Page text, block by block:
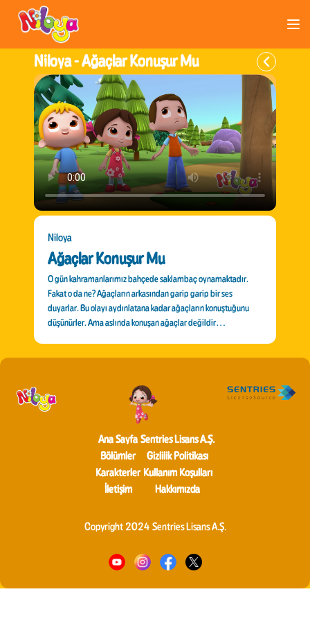
Niloya -Ağaçlar Konuşur Mu
Niloya
Ağaçlar Konuşur Mu
O gün kahramanlarımız bahçede saklambaç oynamaktadır.
Fakat o da ne? Ağaçların arkasından garip garip bir ses
duyarlar. Bu olayı aydınlatana kadar ağaçların konuştuğunu
düşünürler. Ama aslında konuşan ağaçlar değildir…
Ana Sayfa
Bölümler
Karakterler
İletişim
Sentries Lisans A.Ş.
Gizlilik Politikası
Kullanım Koşulları
Hakkımızda
Copyright 2024 Sentries Lisans A.Ş.